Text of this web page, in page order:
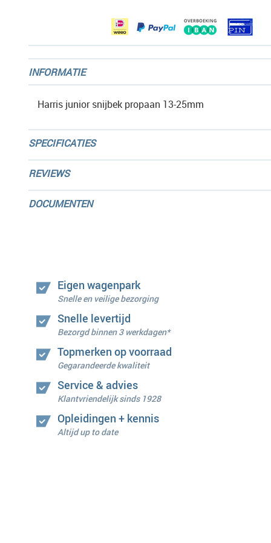
INFORMATIE
Harris junior snijbek propaan 13-25mm
SPECIFICATIES
REVIEWS
DOCUMENTEN
Eigen wagenpark
Snelle en veilige bezorging
Snelle levertijd
Bezorgd binnen 3 werkdagen*
Topmerken op voorraad
Gegarandeerde kwaliteit
Service & advies
Klantvriendelijk sinds 1928
Opleidingen + kennis
Altijd up to date